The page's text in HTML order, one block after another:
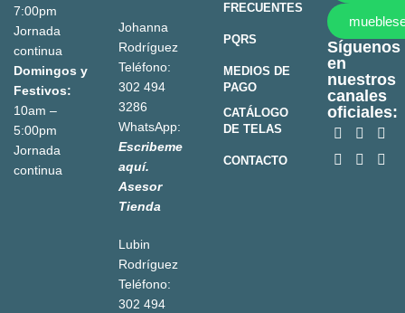
7:00pm
Jornada
continua
Domingos y
Festivos:
10am –
5:00pm
Jornada
continua
Johanna
Rodríguez
Teléfono:
302 494
3286
WhatsApp:
Escribeme
aquí.
Asesor
Tienda
Lubin
Rodríguez
Teléfono:
302 494
FRECUENTES
PQRS
MEDIOS DE
PAGO
CATÁLOGO
DE TELAS
CONTACTO
Síguenos
en
nuestros
canales
oficiales: